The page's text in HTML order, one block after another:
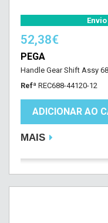
52,38€
PEGA
Handle Gear Shift Assy
Refª REC688-44120-12
ADICIONAR AO
MAIS